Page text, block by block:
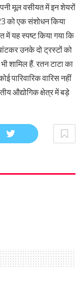
मूल वसीयत में इन शेयरों
को एक संशोधन किया
में यह स्पष्ट किया गया कि
उनके दो ट्रस्टों को
शामिल हैं. रतन टाटा का
वारिस नहीं
औद्योगिक क्षेत्र में बड़े